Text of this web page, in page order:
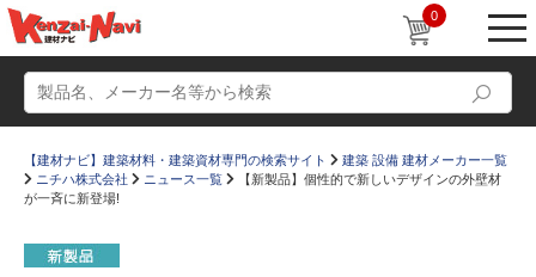
0
【建材ナビ】建築材料・建築資材専門の検索サイト
建築 設備 建材メーカー一覧
ニチハ株式会社
ニュース一覧
【新製品】個性的で新しいデザインの外壁材
が一斉に新登場!